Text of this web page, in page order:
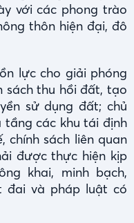
với các phong trào
thôn hiện đại, đô
lực cho giải phóng
sách thu hồi đất, tạo
sử dụng đất; chủ
tầng các khu tái định
chính sách liên quan
được thực hiện kịp
khai, minh bạch,
đai và pháp luật có